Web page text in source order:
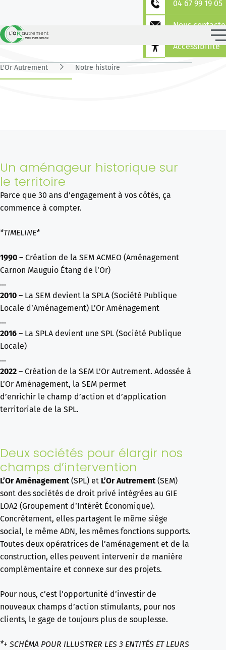
04 67 99 19 05
Nous
Accessibilité
Notre histoire
L'Or Autrement Notre histoire
Un aménageur historique sur
le territoire
Parce que 30 ans d’engagement à vos côtés, ça
commence à compter.
*TIMELINE*
1990 – Création de la SEM ACMEO (Aménagement
Carnon Mauguio Étang de l’Or)
…
2010 – La SEM devient la SPLA (Société Publique
Locale d’Aménagement) L’Or Aménagement
…
2016 – La SPLA devient une SPL (Société Publique
Locale)
…
2022 – Création de la SEM L’Or Autrement. Adossée à
L’Or Aménagement, la SEM permet
d’enrichir le champ d’action et d’application
territoriale de la SPL.
Deux sociétés pour élargir nos
champs d’intervention
L’Or Aménagement(SPL) et L’Or Autrement(SEM)
sont des sociétés de droit privé intégrées au GIE
LOA2 (Groupement d’Intérêt Économique).
Concrètement, elles partagent le même siège
social, le même ADN, les mêmes fonctions supports.
Toutes deux opératrices de l’aménagement et de la
construction, elles peuvent intervenir de manière
complémentaire et connexe sur des projets.
Pour nous, c’est l’opportunité d’investir de
nouveaux champs d’action stimulants, pour nos
clients, le gage de toujours plus de souplesse.
*+ SCHÉMA POUR ILLUSTRER LES 3 ENTITÉS ET LEURS